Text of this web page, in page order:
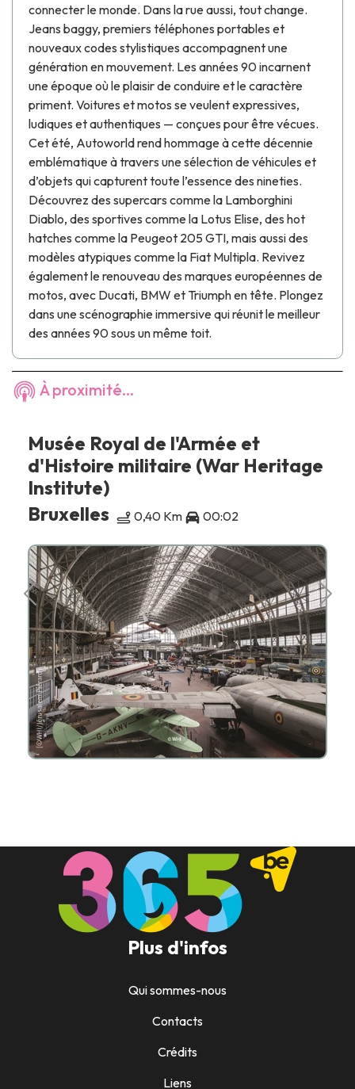
connecter le monde. Dans la rue aussi, tout change.
Jeans baggy, premiers téléphones portables et
nouveaux codes stylistiques accompagnent une
génération en mouvement. Les années 90 incarnent
une époque où le plaisir de conduire et le caractère
priment. Voitures et motos se veulent expressives,
ludiques et authentiques — conçues pour être vécues.
Cet été, Autoworld rend hommage à cette décennie
emblématique à travers une sélection de véhicules et
d’objets qui capturent toute l’essence des nineties.
Découvrez des supercars comme la Lamborghini
Diablo, des sportives comme la Lotus Elise, des hot
hatches comme la Peugeot 205 GTI, mais aussi des
modèles atypiques comme la Fiat Multipla. Revivez
également le renouveau des marques européennes de
motos, avec Ducati, BMW et Triumph en tête. Plongez
dans une scénographie immersive qui réunit le meilleur
des années 90 sous un même toit.
À proximité...
Musée Royal de l'Armée et
d'Histoire militaire (War Heritage
Institute)
Bruxelles
0,40 Km 00:02
Plus d'infos
Qui sommes-nous
Contacts
Crédits
Liens